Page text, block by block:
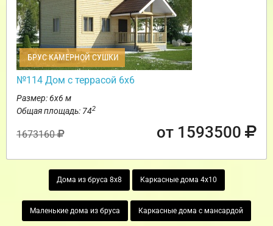
БРУС КАМЕРНОЙ СУШКИ
№114 Дом с террасой 6х6
Размер: 6х6 м
Общая площадь: 742
1673160 от 1593500
Дома из бруса 8х8 Каркасные дома 4х10
Маленькие дома из бруса Каркасные дома с мансардой